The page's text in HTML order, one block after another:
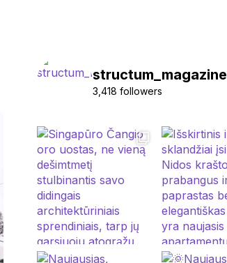
structum_magazine
3,418 followers